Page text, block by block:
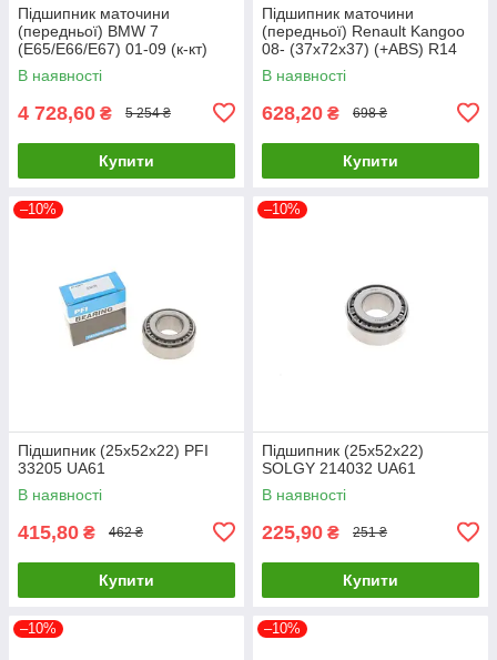
Підшипник маточини
(передньої) BMW 7
(E65/E66/E67) 01-09 (к-кт)
MEYLE 314 652 0002 UA61
В наявності
4 728,60 ₴ 5 254 ₴
Купити
Підшипник маточини
(передньої) Renault Kangoo
08- (37x72x37) (+ABS) R14
SOLGY 216110 UA61
В наявності
628,20 ₴ 698 ₴
Купити
–10%
Підшипник (25x52x22) PFI
33205 UA61
В наявності
415,80 ₴ 462 ₴
Купити
–10%
Підшипник (25x52x22)
SOLGY 214032 UA61
В наявності
225,90 ₴ 251 ₴
Купити
–10% –10%